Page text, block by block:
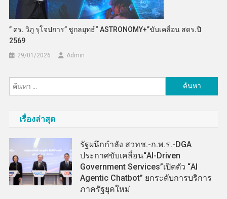
” ดร. วิภู รุโจปการ” ชูกลยุทธ์“ ASTRONOMY+”ขับเคลื่อน สดร.ปี
2569
29/01/2026 Admin
สำหรับ:
เรื่องล่าสุด
รัฐผนึกกำลัง สวทช.-ก.พ.ร.-DGA
ประกาศขับเคลื่อน“AI-Driven
Government Services”เปิดตัว “AI
Agentic Chatbot” ยกระดับการบริการ
ภาครัฐยุคใหม่